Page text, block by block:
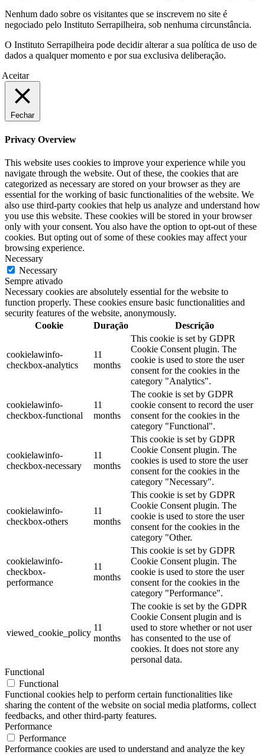
Nenhum dado sobre os visitantes que se inscrevem no site é
negociado pelo Instituto Serrapilheira, sob nenhuma circunstância.
O Instituto Serrapilheira pode decidir alterar a sua política de uso de
dados a qualquer momento e por sua exclusiva deliberação.
Aceitar
Fechar
Privacy Overview
This website uses cookies to improve your experience while you
navigate through the website. Out of these, the cookies that are
categorized as necessary are stored on your browser as they are
essential for the working of basic functionalities of the website. We
also use third-party cookies that help us analyze and understand how
you use this website. These cookies will be stored in your browser
only with your consent. You also have the option to opt-out of these
cookies. But opting out of some of these cookies may affect your
browsing experience.
Necessary
Necessary
Sempre ativado
Necessary cookies are absolutely essential for the website to
function properly. These cookies ensure basic functionalities and
security features of the website, anonymously.
Cookie
Duração Descrição
cookielawinfo-
checkbox-analytics
11
months
This cookie is set by GDPR
Cookie Consent plugin. The
cookie is used to store the user
consent for the cookies in the
category "Analytics".
cookielawinfo-
checkbox-functional
11
months
The cookie is set by GDPR
cookie consent to record the user
consent for the cookies in the
category "Functional".
cookielawinfo-
checkbox-necessary
11
months
This cookie is set by GDPR
Cookie Consent plugin. The
cookies is used to store the user
consent for the cookies in the
category "Necessary".
cookielawinfo-
checkbox-others
11
months
This cookie is set by GDPR
Cookie Consent plugin. The
cookie is used to store the user
consent for the cookies in the
category "Other.
cookielawinfo-
checkbox-
performance
11
months
This cookie is set by GDPR
Cookie Consent plugin. The
cookie is used to store the user
consent for the cookies in the
category "Performance".
viewed_cookie_policy
11
months
The cookie is set by the GDPR
Cookie Consent plugin and is
used to store whether or not user
has consented to the use of
cookies. It does not store any
personal data.
Functional
Functional
Functional cookies help to perform certain functionalities like
sharing the content of the website on social media platforms, collect
feedbacks, and other third-party features.
Performance
Performance
Performance cookies are used to understand and analyze the key